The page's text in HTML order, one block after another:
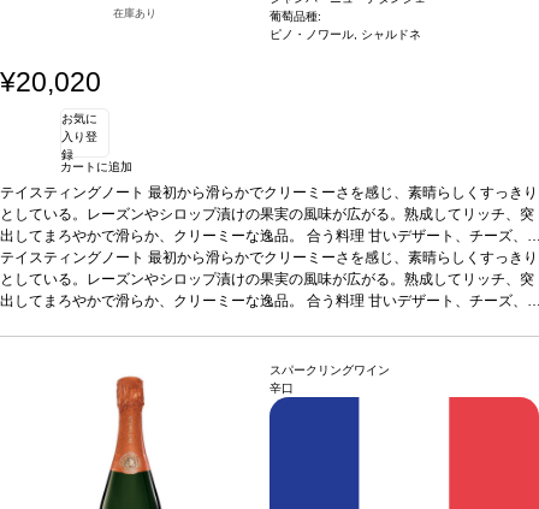
在庫あり
葡萄品種:
ピノ・ノワール, シャルドネ
¥20,020
お気に
入り登
録
カートに追加
テイスティングノート 最初から滑らかでクリーミーさを感じ、素晴らしくすっきり
としている。レーズンやシロップ漬けの果実の風味が広がる。熟成してリッチ、突
出してまろやかで滑らか、クリーミーな逸品。 合う料理 甘いデザート、チーズ、
フォアグラとジンジャーブレッド葡萄品種60% ピノ・ノワール、40%シャルドネ
テイスティングノート 最初から滑らかでクリーミーさを感じ、素晴らしくすっきり
としている。レーズンやシロップ漬けの果実の風味が広がる。熟成してリッチ、突
出してまろやかで滑らか、クリーミーな逸品。 合う料理 甘いデザート、チーズ、
スパークリングワイン
辛口